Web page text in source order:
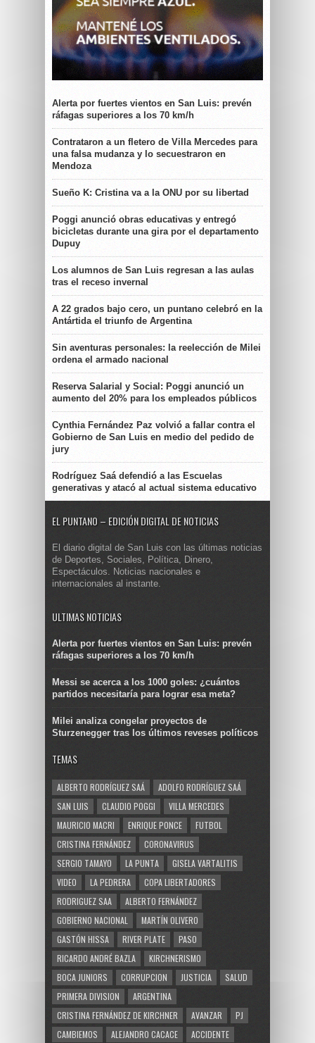
Alerta por fuertes vientos en San Luis: prevén
ráfagas superiores a los 70 km/h
Contrataron a un fletero de Villa Mercedes para
una falsa mudanza y lo secuestraron en
Mendoza
Sueño K: Cristina va a la ONU por su libertad
Poggi anunció obras educativas y entregó
bicicletas durante una gira por el departamento
Dupuy
Los alumnos de San Luis regresan a las aulas
tras el receso invernal
A 22 grados bajo cero, un puntano celebró en la
Antártida el triunfo de Argentina
Sin aventuras personales: la reelección de Milei
ordena el armado nacional
Reserva Salarial y Social: Poggi anunció un
aumento del 20% para los empleados públicos
Cynthia Fernández Paz volvió a fallar contra el
Gobierno de San Luis en medio del pedido de
jury
Rodríguez Saá defendió a las Escuelas
generativas y atacó al actual sistema educativo
EL PUNTANO – EDICIÓN DIGITAL DE NOTICIAS
El diario digital de San Luis con las últimas noticias
de Deportes, Sociales, Política, Dinero,
Espectáculos. Noticias nacionales e
internacionales al instante.
ULTIMAS NOTICIAS
Alerta por fuertes vientos en San Luis: prevén
ráfagas superiores a los 70 km/h
Messi se acerca a los 1000 goles: ¿cuántos
partidos necesitaría para lograr esa meta?
Milei analiza congelar proyectos de
Sturzenegger tras los últimos reveses políticos
TEMAS
ALBERTO RODRÍGUEZ SAÁ
ADOLFO RODRÍGUEZ SAÁ
SAN LUIS
CLAUDIO POGGI
VILLA MERCEDES
MAURICIO MACRI
ENRIQUE PONCE
FUTBOL
CRISTINA FERNÁNDEZ
CORONAVIRUS
SERGIO TAMAYO
LA PUNTA
GISELA VARTALITIS
VIDEO
LA PEDRERA
COPA LIBERTADORES
RODRIGUEZ SAA
ALBERTO FERNÁNDEZ
GOBIERNO NACIONAL
MARTÍN OLIVERO
GASTÓN HISSA
RIVER PLATE
PASO
RICARDO ANDRÉ BAZLA
KIRCHNERISMO
BOCA JUNIORS
CORRUPCION JUSTICIA
SALUD
PRIMERA DIVISION
ARGENTINA
CRISTINA FERNÁNDEZ DE KIRCHNER
AVANZAR
PJ
CAMBIEMOS
ALEJANDRO CACACE ACCIDENTE